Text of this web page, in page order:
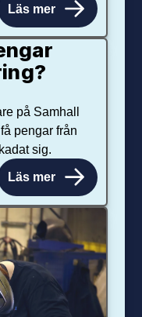
Läs mer
på Samhall
pengar från
sig.
Läs mer